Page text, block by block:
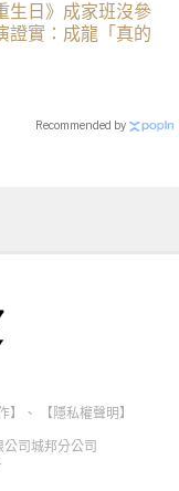
生日》成家班沒參
證實：成龍「真的
Recommended by
】 、
【隱私權聲明】
司城邦分公司